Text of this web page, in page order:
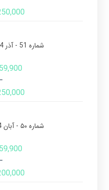
شماره 51 - آذر 1404
59,900
شماره ۵۰ - آبان 1404
59,900